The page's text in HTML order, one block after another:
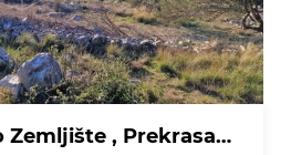
Poljoprivredno Zemljište , Prekrasan Panoramski Pogled, 300m od mora, Bilice kod Šibenika